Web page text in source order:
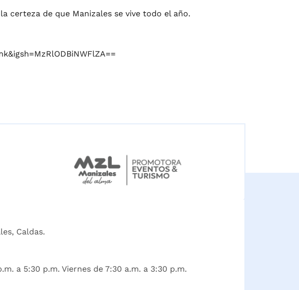
certeza de que Manizales se vive todo el año.
Caldas.
a 5:30 p.m. Viernes de 7:30 a.m. a 3:30 p.m.